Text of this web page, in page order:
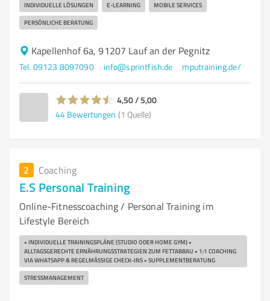
INDIVIDUELLE LÖSUNGEN E-LEARNING MOBILE SERVICES
PERSÖNLICHE BERATUNG
Kapellenhof 6a, 91207 Lauf an der Pegnitz
Tel. 09123 8097090 info@sprintfish.de mputraining.de/
4,50 / 5,00
44 Bewertungen (1 Quelle)
2 Coaching
E.S Personal Training
Online-Fitnesscoaching / Personal Training im
Lifestyle Bereich
• INDIVIDUELLE TRAININGSPLÄNE (STUDIO ODER HOME GYM) •
ALLTAGSGERECHTE ERNÄHRUNGSSTRATEGIEN ZUM FETTABBAU • 1:1 COACHING
VIA WHATSAPP & REGELMÄSSIGE CHECK-INS • SUPPLEMENTBERATUNG
STRESSMANAGEMENT